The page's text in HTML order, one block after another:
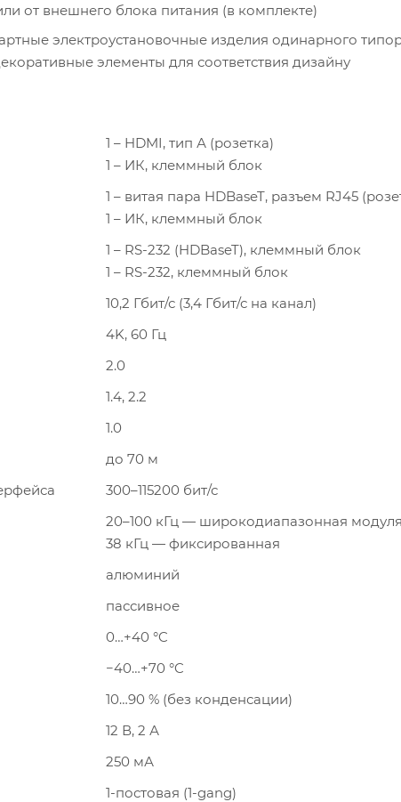
от внешнего блока питания (в комплекте)
электроустановочные изделия одинарного
элементы для соответствия дизайну
1 – HDMI, тип А (розетка)
1 – ИК, клеммный блок
1 – витая пара HDBaseT, разъем RJ45
1 – ИК, клеммный блок
1 – RS-232 (HDBaseT), клеммный блок
1 – RS-232, клеммный блок
10,2 Гбит/с (3,4 Гбит/с на канал)
4K, 60 Гц
2.0
1.4, 2.2
1.0
до 70 м
300–115200 бит/с
20–100 кГц — широкодиапазонная
38 кГц — фиксированная
алюминий
пассивное
0…+40 °C
−40…+70 °C
10…90 % (без конденсации)
12 В, 2 А
250 мА
1-постовая (1-gang)